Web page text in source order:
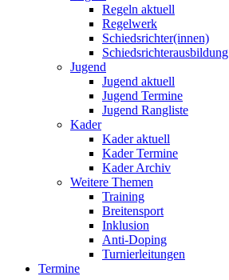
Regeln aktuell
Regelwerk
Schiedsrichter(innen)
Schiedsrichterausbildung
Jugend
Jugend aktuell
Jugend Termine
Jugend Rangliste
Kader
Kader aktuell
Kader Termine
Kader Archiv
Weitere Themen
Training
Breitensport
Inklusion
Anti-Doping
Turnierleitungen
Termine